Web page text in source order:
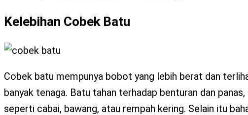
Kelebihan Cobek Batu
Cobek batu mempunya bobot yang lebih berat dan
banyak tenaga. Batu tahan terhadap benturan dan
seperti cabai, bawang, atau rempah kering. Selain itu